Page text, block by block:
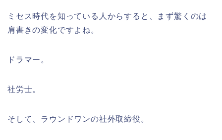
ミセス時代を知っている人からすると、まず驚くのは
肩書きの変化ですよね。
ドラマー。
社労士。
そして、ラウンドワンの社外取締役。